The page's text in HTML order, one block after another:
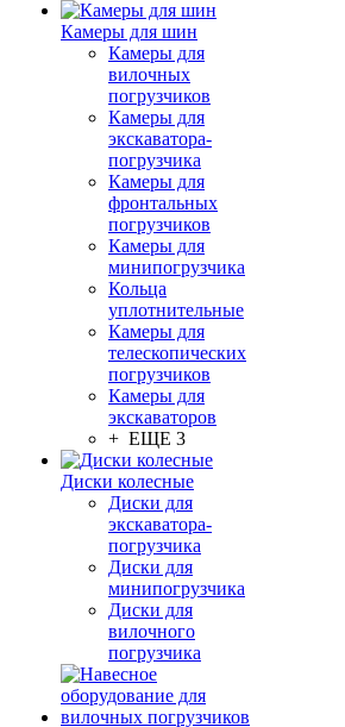
Камеры для шин
Камеры для
вилочных
погрузчиков
Камеры для
экскаватора-
погрузчика
Камеры для
фронтальных
погрузчиков
Камеры для
минипогрузчика
Кольца
уплотнительные
Камеры для
телескопических
погрузчиков
Камеры для
экскаваторов
+ ЕЩЕ 3
Диски колесные
Диски для
экскаватора-
погрузчика
Диски для
минипогрузчика
Диски для
вилочного
погрузчика